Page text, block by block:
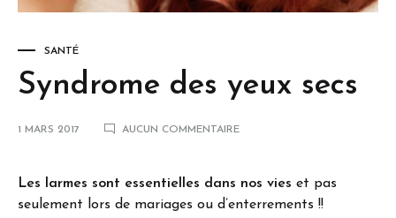
SANTÉ
Syndrome des yeux secs
1 MARS 2017 AUCUN COMMENTAIRE
Les larmes sont essentielles dans nos vies et pas
seulement lors de mariages ou d’enterrements !!